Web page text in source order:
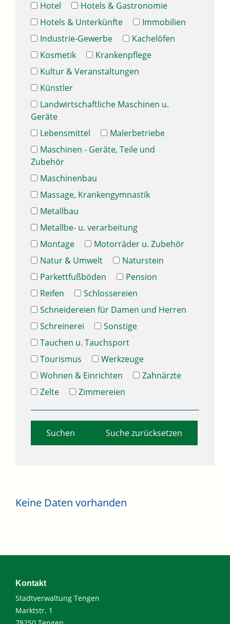
Hotel
Hotels & Gastronomie
Hotels & Unterkünfte
Immobilien
Industrie-Gewerbe
Kachelöfen
Kosmetik
Krankenpflege
Kultur & Veranstaltungen
Künstler
Landwirtschaftliche Maschinen u.
Geräte
Lebensmittel
Malerbetriebe
Maschinen - Geräte, Teile und
Zubehör
Maschinenbau
Massage, Krankengymnastik
Metallbau
Metallbe- u. verarbeitung
Montage
Motorräder u. Zubehör
Natur & Umwelt
Naturstein
Parkettfußböden
Pension
Reifen
Schlossereien
Schneidereien für Damen und Herren
Schreinerei
Sonstige
Tauchen u. Tauchsport
Tourismus
Werkzeuge
Wohnen & Einrichten
Zahnärzte
Zelte
Zimmereien
Suche zurücksetzen
Keine Daten vorhanden
Kontakt
Stadtverwaltung Tengen
Marktstr. 1